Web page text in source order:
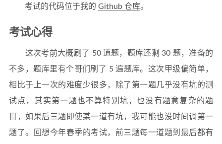
考试的代码位于我的 Github 仓库。
考试心得
这次考前大概刷了 50 道题，题库还剩 30 题，准备的
不多，题库里有个哥们刷了 5 遍题库。这次甲级偏简单，
相比于上一次的难度少很多，除了第一题几乎没有坑的测
试点，其实第一题也不算特别坑，也没有题意复杂的题
目，如果后三题即使某一道有坑，我可能也没时间调第一
题了。回想今年春季的考试，前三题每一道题到最后都有